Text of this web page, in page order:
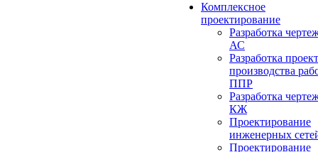
Комплексное
проектирование
Разработка
АС
Разработка
производства
ППР
Разработка
КЖ
Проектирование
инженерных
Проектирование